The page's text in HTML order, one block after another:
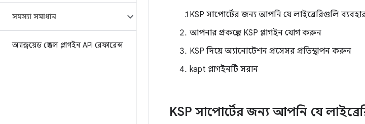
সমস্যা সমাধান
অ্যান্ড্রয়েড গ্রেডল প্লাগইন API রেফারেন্স
KSP সাপোর্টের জন্য আপনি যে লাইব্রেরিগুলি
আপনার প্রকল্পে KSP প্লাগইন যোগ করুন
KSP দিয়ে অ্যানোটেশন প্রসেসর প্রতিস্থাপন করুন
kapt প্লাগইনটি সরান
KSP সাপোর্টের জন্য আপনি যে